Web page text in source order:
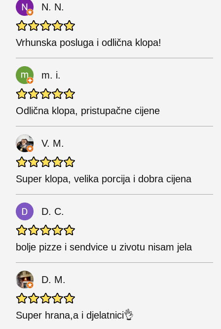
N. N.
Vrhunska posluga i odlična klopa!
m. i.
Odlična klopa, pristupačne cijene
V. M.
Super klopa, velika porcija i dobra cijena
D. C.
bolje pizze i sendvice u zivotu nisam jela
D. M.
Super hrana,a i djelatnici👌